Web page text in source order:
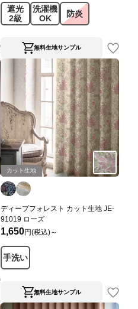
遮光
2級
洗濯機
OK
防炎
無料生地サンプル
カット生地
ディープフォレスト カット生地 JE-
91019 ローズ
1,650円(税込)～
手洗い
無料生地サンプル